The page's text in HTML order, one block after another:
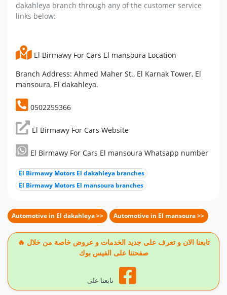
dakahleya branch through any of the customer service
links below:
El Birmawy For Cars El mansoura Location
Branch Address: Ahmed Maher St., El Karnak Tower, El
mansoura, El dakahleya.
0502255366
El Birmawy For Cars Website
El Birmawy For Cars El mansoura Whatsapp number
El Birmawy Motors El dakahleya branches
El Birmawy Motors El mansoura branches
Automotive in El dakahleya >> Automotive in El mansoura >>
🔥 تابعنا الان و تعرف على جديد الخدمات و عروض خاصة من خلال
صفحتنا على الفيس بوك
تابعنا على